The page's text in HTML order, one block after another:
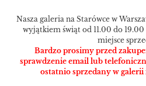
Nasza galeria na Starówce w
wyjątkiem świąt od 11.00 do
miejsce
Bardzo prosimy przed
sprawdzenie email lub
ostatnio sprzedany w galerii